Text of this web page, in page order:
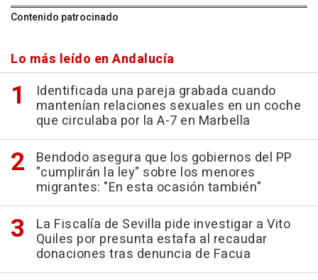
Contenido patrocinado
Lo más leído en Andalucía
Identificada una pareja grabada cuando
mantenían relaciones sexuales en un coche
que circulaba por la A-7 en Marbella
Bendodo asegura que los gobiernos del PP
"cumplirán la ley" sobre los menores
migrantes: "En esta ocasión también"
La Fiscalía de Sevilla pide investigar a Vito
Quiles por presunta estafa al recaudar
donaciones tras denuncia de Facua